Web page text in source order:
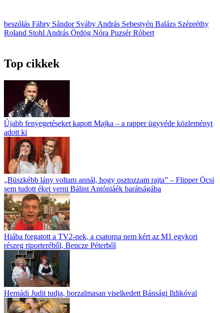
beszólás Fábry Sándor Sváby András Sebestyén Balázs Szépréthy
Roland Stohl András Ördög Nóra Puzsér Róbert
Top cikkek
Újabb fenyegetéseket kapott Majka – a rapper ügyvéde közleményt
adott ki
„Büszkébb lány voltam annál, hogy osztozzam rajta” – Flipper Öcsi
sem tudott éket verni Bálint Antóniáék barátságába
Hiába forgatott a TV2-nek, a csatorna nem kért az M1 egykori
részeg riporteréből, Bencze Péterből
Hernádi Judit tudja, borzalmasan viselkedett Bánsági Ildikóval